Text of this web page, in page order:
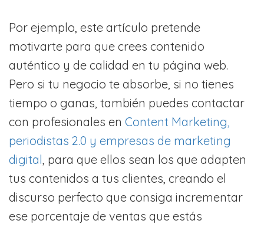
Por ejemplo, este artículo pretende
motivarte para que crees contenido
auténtico y de calidad en tu página web.
Pero si tu negocio te absorbe, si no tienes
tiempo o ganas, también puedes contactar
con profesionales en Content Marketing,
periodistas 2.0 y empresas de marketing
digital, para que ellos sean los que adapten
tus contenidos a tus clientes, creando el
discurso perfecto que consiga incrementar
ese porcentaje de ventas que estás